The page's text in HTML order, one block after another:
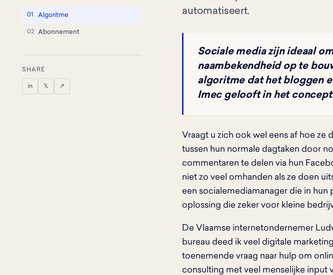
Algoritme
Abonnement
SHARE
in 𝕏 ↗
automatiseert.
Sociale media zijn ideaal
naambekendheid op te
algoritme dat het bloggen
Imec gelooft in het
Vraagt u zich ook wel eens af hoe ze
tussen hun normale dagtaken door
commentaren te delen via hun
niet zo veel omhanden als ze doen
een socialemediamanager die in hun
oplossing die zeker voor kleine
De Vlaamse internetondernemer
bureau deed ik veel digitale
toenemende vraag naar hulp om
consulting met veel menselijke input